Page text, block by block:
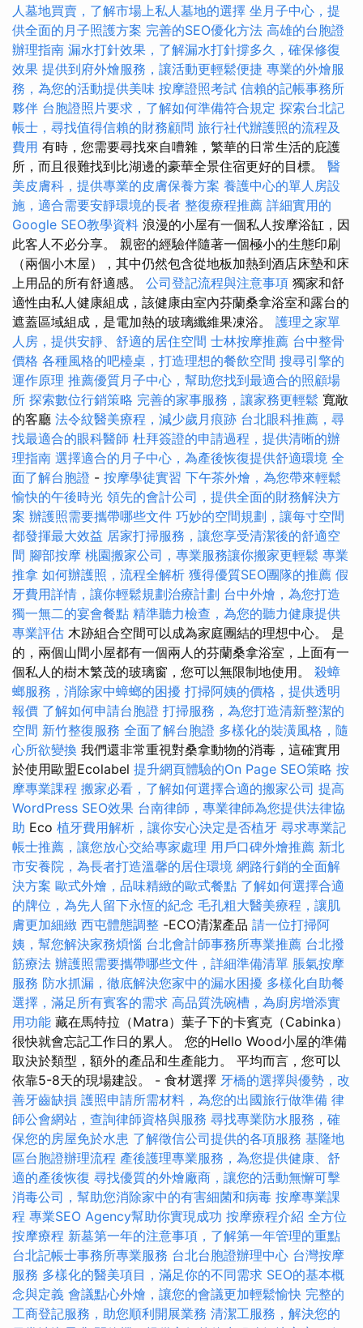
人墓地買賣，了解市場上私人墓地的選擇 坐月子中心，提
供全面的月子照護方案 完善的SEO優化方法 高雄的台胞證
辦理指南 漏水打針效果，了解漏水打針撐多久，確保修復
效果 提供到府外燴服務，讓活動更輕鬆便捷 專業的外燴服
務，為您的活動提供美味 按摩證照考試 信賴的記帳事務所
夥伴 台胞證照片要求，了解如何準備符合規定 探索台北記
帳士，尋找值得信賴的財務顧問 旅行社代辦護照的流程及
費用 有時，您需要尋找來自嘈雜，繁華的日常生活的庇護
所，而且很難找到比湖邊的豪華全景住宿更好的目標。 醫
美皮膚科，提供專業的皮膚保養方案 養護中心的單人房設
施，適合需要安靜環境的長者 整復療程推薦 詳細實用的
Google SEO教學資料 浪漫的小屋有一個私人按摩浴缸，因
此客人不必分享。 親密的經驗伴隨著一個極小的生態印刷
（兩個小木屋），其中仍然包含從地板加熱到酒店床墊和床
上用品的所有舒適感。 公司登記流程與注意事項 獨家和舒
適性由私人健康組成，該健康由室內芬蘭桑拿浴室和露台的
遮蓋區域組成，是電加熱的玻璃纖維果凍浴。 護理之家單
人房，提供安靜、舒適的居住空間 士林按摩推薦 台中整骨
價格 各種風格的吧檯桌，打造理想的餐飲空間 搜尋引擎的
運作原理 推薦優質月子中心，幫助您找到最適合的照顧場
所 探索數位行銷策略 完善的家事服務，讓家務更輕鬆 寬敞
的客廳 法令紋醫美療程，減少歲月痕跡 台北眼科推薦，尋
找最適合的眼科醫師 杜拜簽證的申請過程，提供清晰的辦
理指南 選擇適合的月子中心，為產後恢復提供舒適環境 全
面了解台胞證 - 按摩學徒實習 下午茶外燴，為您帶來輕鬆
愉快的午後時光 領先的會計公司，提供全面的財務解決方
案 辦護照需要攜帶哪些文件 巧妙的空間規劃，讓每寸空間
都發揮最大效益 居家打掃服務，讓您享受清潔後的舒適空
間 腳部按摩 桃園搬家公司，專業服務讓你搬家更輕鬆 專業
推拿 如何辦護照，流程全解析 獲得優質SEO團隊的推薦 假
牙費用詳情，讓你輕鬆規劃治療計劃 台中外燴，為您打造
獨一無二的宴會餐點 精準聽力檢查，為您的聽力健康提供
專業評估 木跡組合空間可以成為家庭團結的理想中心。 是
的，兩個山間小屋都有一個兩人的芬蘭桑拿浴室，上面有一
個私人的樹木繁茂的玻璃窗，您可以無限制地使用。 殺蟑
螂服務，消除家中蟑螂的困擾 打掃阿姨的價格，提供透明
報價 了解如何申請台胞證 打掃服務，為您打造清新整潔的
空間 新竹整復服務 全面了解台胞證 多樣化的裝潢風格，隨
心所欲變換 我們還非常重視對桑拿動物的消毒，這確實用
於使用歐盟Ecolabel 提升網頁體驗的On Page SEO策略 按
摩專業課程 搬家必看，了解如何選擇合適的搬家公司 提高
WordPress SEO效果 台南律師，專業律師為您提供法律協
助 Eco 植牙費用解析，讓你安心決定是否植牙 尋求專業記
帳士推薦，讓您放心交給專家處理 用戶口碑外燴推薦 新北
市安養院，為長者打造溫馨的居住環境 網路行銷的全面解
決方案 歐式外燴，品味精緻的歐式餐點 了解如何選擇合適
的牌位，為先人留下永恆的紀念 毛孔粗大醫美療程，讓肌
膚更加細緻 西屯體態調整 -ECO清潔產品 請一位打掃阿
姨，幫您解決家務煩惱 台北會計師事務所專業推薦 台北撥
筋療法 辦護照需要攜帶哪些文件，詳細準備清單 脹氣按摩
服務 防水抓漏，徹底解決您家中的漏水困擾 多樣化自助餐
選擇，滿足所有賓客的需求 高品質洗碗槽，為廚房增添實
用功能 藏在馬特拉（Matra）葉子下的卡賓克（Cabinka）
很快就會忘記工作日的累人。 您的Hello Wood小屋的準備
取決於類型，額外的產品和生產能力。 平均而言，您可以
依靠5-8天的現場建設。 - 食材選擇 牙橋的選擇與優勢，改
善牙齒缺損 護照申請所需材料，為您的出國旅行做準備 律
師公會網站，查詢律師資格與服務 尋找專業防水服務，確
保您的房屋免於水患 了解徵信公司提供的各項服務 基隆地
區台胞證辦理流程 產後護理專業服務，為您提供健康、舒
適的產後恢復 尋找優質的外燴廠商，讓您的活動無懈可擊
消毒公司，幫助您消除家中的有害細菌和病毒 按摩專業課
程 專業SEO Agency幫助你實現成功 按摩療程介紹 全方位
按摩療程 新墓第一年的注意事項，了解第一年管理的重點
台北記帳士事務所專業服務 台北台胞證辦理中心 台灣按摩
服務 多樣化的醫美項目，滿足你的不同需求 SEO的基本概
念與定義 會議點心外燴，讓您的會議更加輕鬆愉快 完整的
工商登記服務，助您順利開展業務 清潔工服務，解決您的